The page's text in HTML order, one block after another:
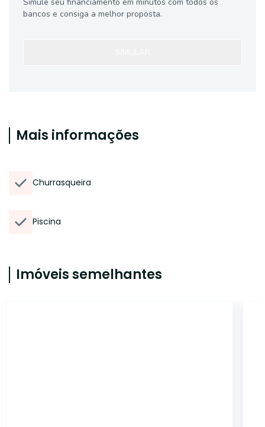
bancos e consiga a melhor proposta.
Mais informações
Churrasqueira
Piscina
Imóveis semelhantes